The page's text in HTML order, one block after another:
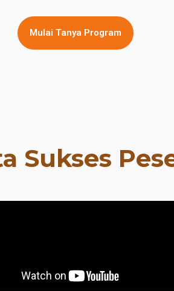
Mulai Tanya Program
Sukses